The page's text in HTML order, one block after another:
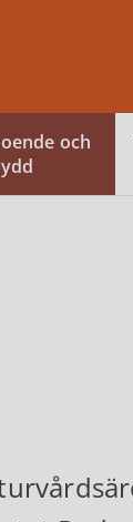
och